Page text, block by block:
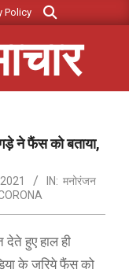
Policy
Search
ने फैंस को बताया,
IN: मनोरंजन
देते हुए हाल ही
के जरिये फैंस को